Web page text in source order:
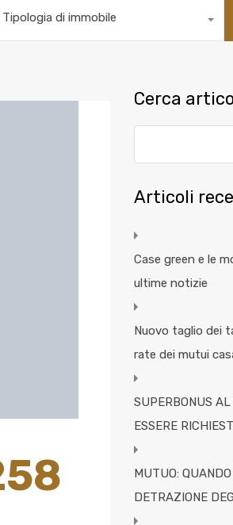
Tipologia di immobile
Cerca
Articoli
Case green e le
ultime notizie
Nuovo taglio dei
rate dei mutui
SUPERBONUS AL
ESSERE
MUTUO:
DETRAZIONE